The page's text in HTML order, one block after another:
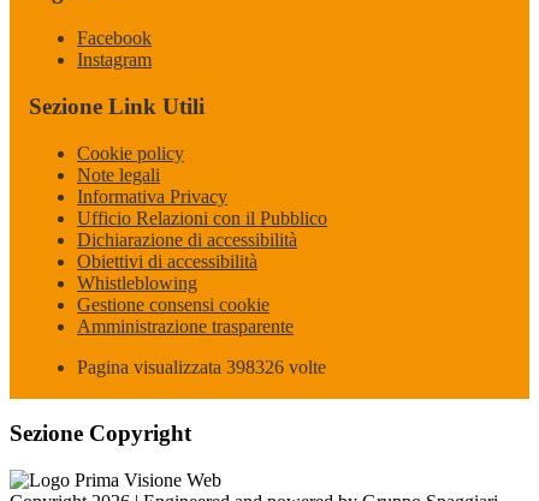
Facebook
Instagram
Sezione Link Utili
Cookie policy
Note legali
Informativa Privacy
Ufficio Relazioni con il Pubblico
Dichiarazione di accessibilità
Obiettivi di accessibilità
Whistleblowing
Gestione consensi cookie
Amministrazione trasparente
Pagina visualizzata 398326 volte
Sezione Copyright